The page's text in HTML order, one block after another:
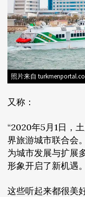
照片来自
又称：
“2020年5月1日，
界旅游城市联合会
为城市发展与扩展
形象开启了新机遇
这些听起来都很美